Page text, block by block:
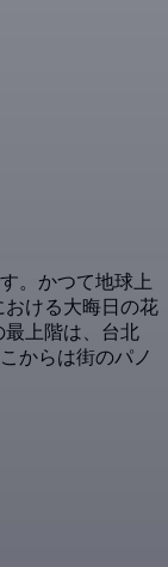
。かつて地球上
ける大晦日の花
最上階は、台北
からは街のパノ